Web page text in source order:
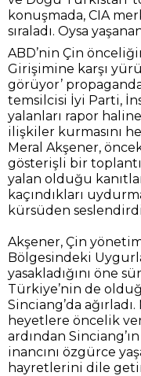
konuşmada, CIA
sıraladı. Oysa
ABD’nin Çin
Girişimine karşı
görüyor’
temsilcisi İyi Parti,
yalanları rapor
ilişkiler kurmasını
Meral Akşener,
gösterişli bir
yalan olduğu
kaçındıkları
kürsüden
Akşener, Çin
Bölgesindeki
yasakladığını öne
Türkiye’nin de
Sinciang’da
heyetlere öncelik
ardından
inancını özgürce
hayretlerini dile